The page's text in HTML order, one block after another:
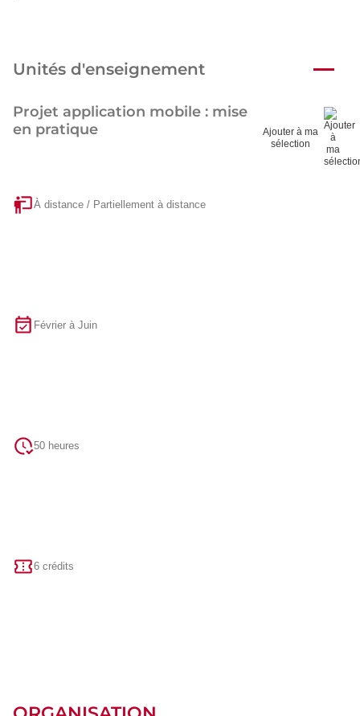
Unités d'enseignement
Projet application mobile : mise
en pratique
Ajouter à ma
sélection
À distance / Partiellement à distance
Février à Juin
50 heures
6 crédits